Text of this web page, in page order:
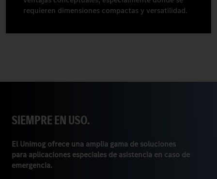
requieren dimensiones compactas y versatilidad.
SIEMPRE EN USO.
El Unimog ofrece una amplia gama de soluciones
para aplicaciones especiales de asistencia en caso de
emergencia.